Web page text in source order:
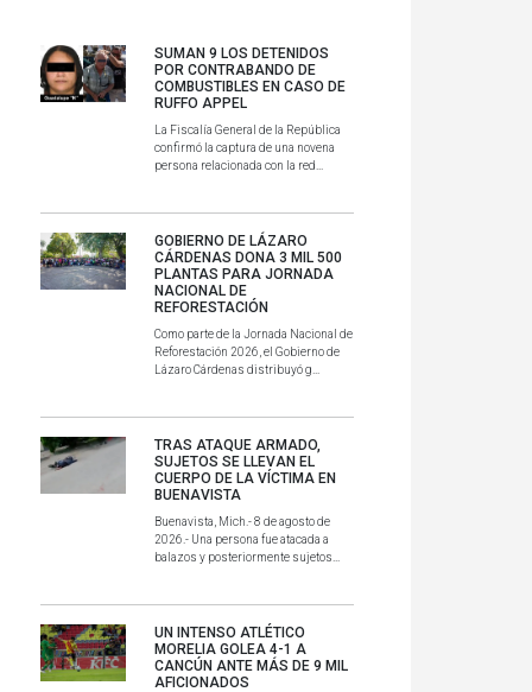
SUMAN 9 LOS DETENIDOS
POR CONTRABANDO DE
COMBUSTIBLES EN CASO DE
RUFFO APPEL
La Fiscalía General de la República
confirmó la captura de una novena
persona relacionada con la red...
GOBIERNO DE LÁZARO
CÁRDENAS DONA 3 MIL 500
PLANTAS PARA JORNADA
NACIONAL DE
REFORESTACIÓN
Como parte de la Jornada Nacional de
Reforestación 2026, el Gobierno de
Lázaro Cárdenas distribuyó g...
TRAS ATAQUE ARMADO,
SUJETOS SE LLEVAN EL
CUERPO DE LA VÍCTIMA EN
BUENAVISTA
Buenavista, Mich.- 8 de agosto de
2026.- Una persona fue atacada a
balazos y posteriormente sujetos...
UN INTENSO ATLÉTICO
MORELIA GOLEA 4-1 A
CANCÚN ANTE MÁS DE 9 MIL
AFICIONADOS